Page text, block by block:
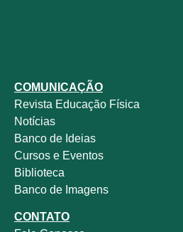
COMUNICAÇÃO
Revista Educação Física
Notícias
Banco de Ideias
Cursos e Eventos
Biblioteca
Banco de Imagens
CONTATO